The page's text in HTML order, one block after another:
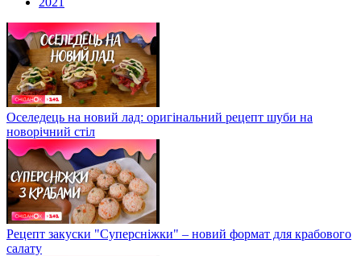
Оселедець на новий лад: оригінальний рецепт шуби на
новорічний стіл
Рецепт закуски "Суперсніжки" – новий формат для крабового
салату